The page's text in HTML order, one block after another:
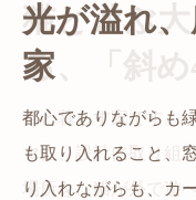
猫と暮らす家です。
マに、設計に取り組
場所を、猫が外で遊
光が溢れ
家
都心でありながらも
も取り入れること、
り入れながらも、カ
自然の中の岩山を切
ハウスをイメージし
かつての機織り工場
へと蘇りました。